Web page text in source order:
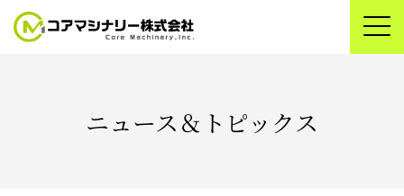
ニュース＆トピックス